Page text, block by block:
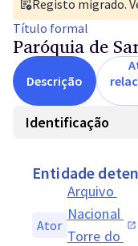
Registo migrado.
Título formal
Paróquia de
Descrição
Identificação
Entidade
Ator
Arquivo
Nacional
Torre do